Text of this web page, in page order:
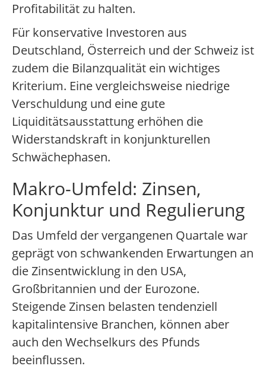
Profitabilität zu halten.
Für konservative Investoren aus
Deutschland, Österreich und der Schweiz ist
zudem die Bilanzqualität ein wichtiges
Kriterium. Eine vergleichsweise niedrige
Verschuldung und eine gute
Liquiditätsausstattung erhöhen die
Widerstandskraft in konjunkturellen
Schwächephasen.
Makro-Umfeld: Zinsen,
Konjunktur und Regulierung
Das Umfeld der vergangenen Quartale war
geprägt von schwankenden Erwartungen an
die Zinsentwicklung in den USA,
Großbritannien und der Eurozone.
Steigende Zinsen belasten tendenziell
kapitalintensive Branchen, können aber
auch den Wechselkurs des Pfunds
beeinflussen.